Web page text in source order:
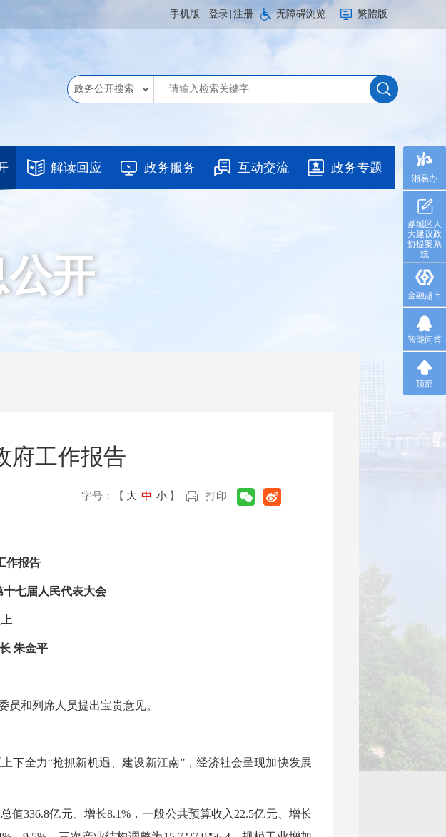
手机版 登录 注册 无障碍浏览 繁體版
解读回应 政务服务 互动交流 政务专题
开
府工作报告
字号：【 大 中 小 】 打印
作报告
七届人民代表大会
朱金平
和列席人员提出宝贵意见。
下全力“抢抓新机遇、建设新江南”，经济社会呈现加快发展
336.8亿元、增长8.1%，一般公共预算收入22.5亿元、增长
湘易办
鼎城区人
大建议政
协提案系
统
金融超市
智能问答
顶部